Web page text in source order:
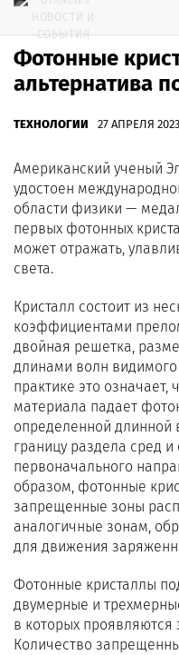
Фотонные
альтернатива
ТЕХНОЛОГИИ 27 АПРЕЛЯ
Американский ученый
удостоен
области физики —
первых фотонных
может отражать,
света.
Кристалл состоит из
коэффициентами
двойная решетка,
длинами волн
практике это означает,
материала падает
определенной длинной
границу раздела сред и
первоначального
образом, фотонные
запрещенные зоны
аналогичные зонам,
для движения
Фотонные кристаллы
двумерные и
в которых
Количество